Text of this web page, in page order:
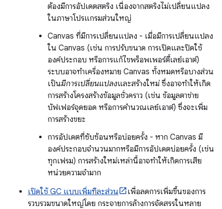
ต้องมีการอัปเดตสตริง เนื่องจากสตริงไม่เปลี่ยนแปลง
ในภาษาโปรแกรมส่วนใหญ่
Canvas ที่มีการเปลี่ยนแปลง - เมื่อมีการเปลี่ยนแปลง
ใน Canvas (เช่น การปรับขนาด การเปิดและปิดใช้
องค์ประกอบ หรือการแก้ไขพร็อพเพอร์ตี้เลย์เอาต์)
ระบบอาจทําเครื่องหมาย Canvas ทั้งหมดหรือบางส่วน
เป็นมีการเปลี่ยนแปลงและสร้างใหม่ ซึ่งอาจทําให้เกิด
การสร้างโครงสร้างข้อมูลชั่วคราว (เช่น ข้อมูลตาข่าย
บัฟเฟอร์จุดยอด หรือการคํานวณเลย์เอาต์) ซึ่งจะเพิ่ม
การสร้างขยะ
การอัปเดตที่ซับซ้อนหรือบ่อยครั้ง - หาก Canvas มี
องค์ประกอบจำนวนมากหรือมีการอัปเดตบ่อยครั้ง (เช่น
ทุกเฟรม) การสร้างใหม่เหล่านี้อาจทำให้เกิดการเสีย
หน่วยความจำมาก
เปิดใช้ GC แบบเพิ่มทีละส่วน
เพื่อลดการเพิ่มขึ้นของการ
รวบรวมขนาดใหญ่โดย กระจายการล้างการจัดสรรในหลาย